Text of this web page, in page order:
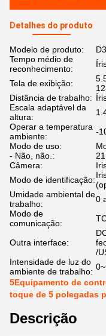
Detalhes do produto
Modelo de produto:
Tempo médio de
reconhecimento:
Tela de exibição:
Distância de trabalho:
Escala adaptável da
altura:
Operar a temperatura
ambiente:
-
Modo de uso:
- Não, não.:
Câmera:
Modo de identificação:
Umidade ambiental de
trabalho:
0
Modo de
comunicação:
Outra interface:
/
Intensidade de luz do
ambiente de trabalho:
5Equipamento de
toque de 5 polegadas
Descrição